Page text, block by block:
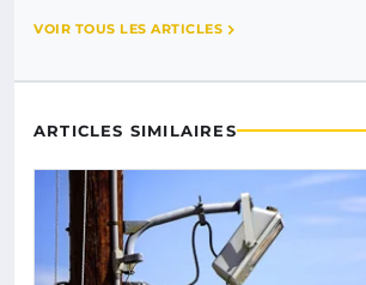
VOIR TOUS LES ARTICLES
ARTICLES SIMILAIRES